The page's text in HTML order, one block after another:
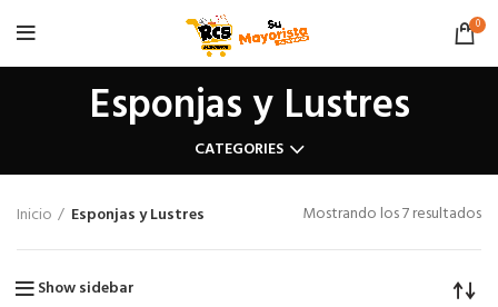
0
Esponjas y Lustres
CATEGORIES
Inicio Esponjas y Lustres Mostrando los 7 resultados
Show sidebar